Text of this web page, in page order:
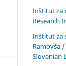
Inštitut za
Research
Inštitut za
Ramovša
Slovenian